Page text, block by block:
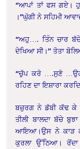
“ਆਪਾਂ ਤਾਂ ਫਸ ਗਏ।
।”ਘੁੱਗੀ ਨੇ ਸਹਿਮੀ
“ਅਹੁ…. ਤਿੰਨ ਚਾਰ
ਦੇਖਿਆ ਸੀ।” ਤੋਤਾ
“ਚੁੱਪ ਕਰੋ ….ਸੁਣੋ
ਰਹਿਣ ਦਾ ਇਸ਼ਾਰਾ
ਬਜ਼ੁਰਗ ਨੇ ਡੱਬੀ ਕੱਢ ਕੇ
ਤੀਲੀ ਬਾਲਦਾ ਬੱਚੇ
ਆਇਆ।ਉਸ ਨੇ ਕਾੜ
ਕੁਰਲਾ ਉੱਠਿਆ।